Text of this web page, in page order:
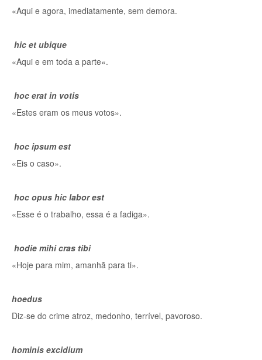
«Aqui e agora, imediatamente, sem demora.
hic et ubique
«Aqui e em toda a parte«.
hoc erat in votis
«Estes eram os meus votos».
hoc ipsum est
«Eis o caso».
hoc opus hic labor est
«Esse é o trabalho, essa é a fadiga».
hodie mihi cras tibi
«Hoje para mim, amanhã para ti».
hoedus
Diz-se do crime atroz, medonho, terrível, pavoroso.
hominis excidium